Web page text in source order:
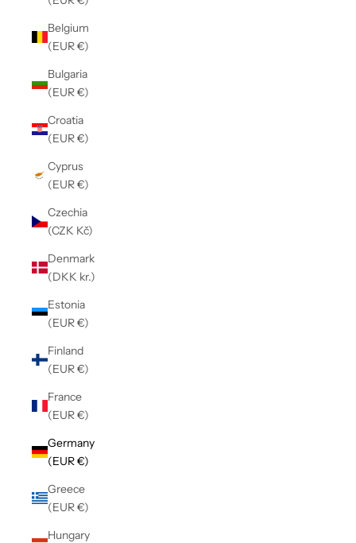
Belgium
(EUR €)
Bulgaria
(EUR €)
Croatia
(EUR €)
Cyprus
(EUR €)
Czechia
(CZK Kč)
Denmark
(DKK kr.)
Estonia
(EUR €)
Finland
(EUR €)
France
(EUR €)
Germany
(EUR €)
Greece
(EUR €)
Hungary